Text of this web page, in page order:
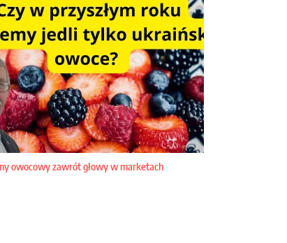
owocowy zawrót głowy w marketach